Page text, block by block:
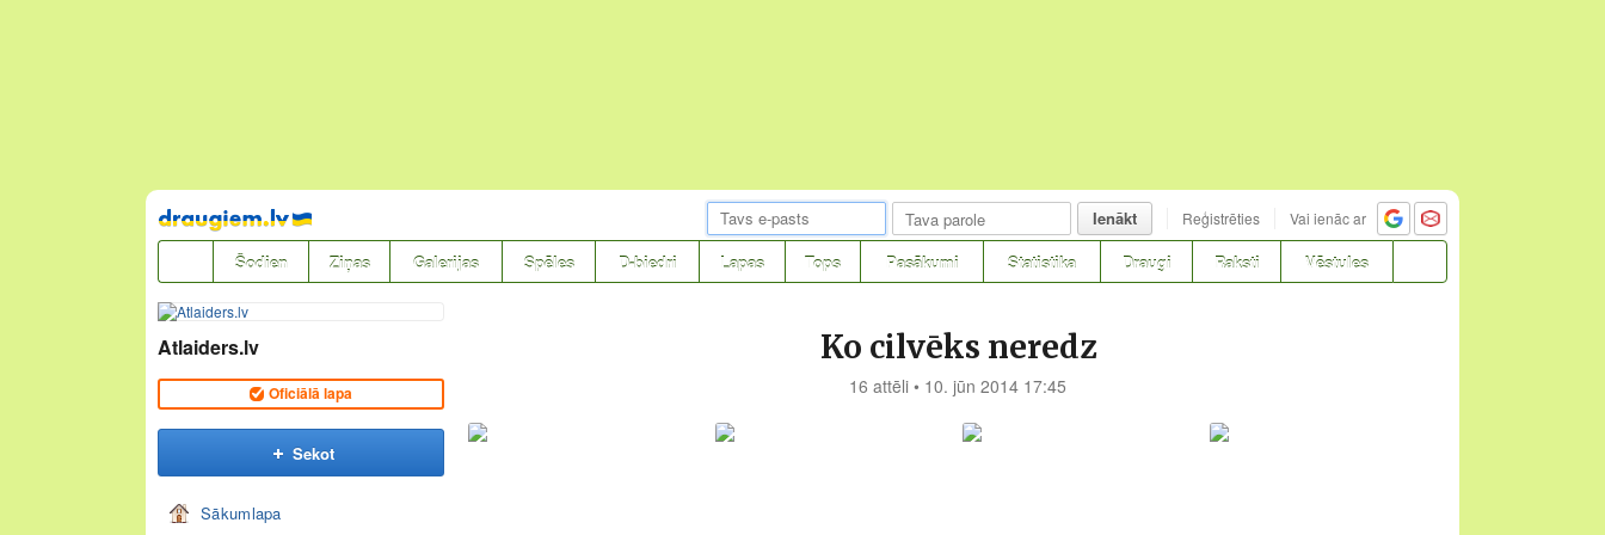
Pāriet
uz
saturu
Ienākt Reģistrēties Vai ienāc ar
Šodien Ziņas Galerijas Spēles D-biedri Lapas Tops Pasākumi Statistika Draugi Raksti Vēstules
Atlaiders.lv
Oficiālā lapa
Sekot
Sākumlapa
Ko cilvēks neredz
16 attēli • 10. jūn 2014 17:45